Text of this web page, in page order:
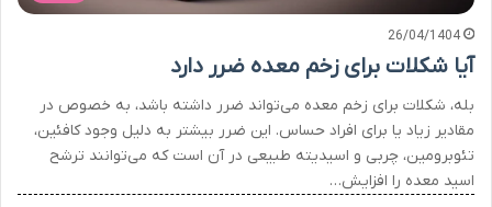
26/04/1404
آیا شکلات برای زخم معده ضرر دارد
بله، شکلات برای زخم معده می‌تواند ضرر داشته باشد، به خصوص در
مقادیر زیاد یا برای افراد حساس. این ضرر بیشتر به دلیل وجود کافئین،
تئوبرومین، چربی و اسیدیته طبیعی در آن است که می‌توانند ترشح
اسید معده را افزایش…